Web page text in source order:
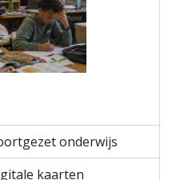
onderwijs
kaarten